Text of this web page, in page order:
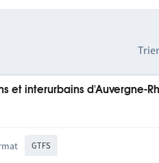
et interurbains d'Auvergne-
GTFS